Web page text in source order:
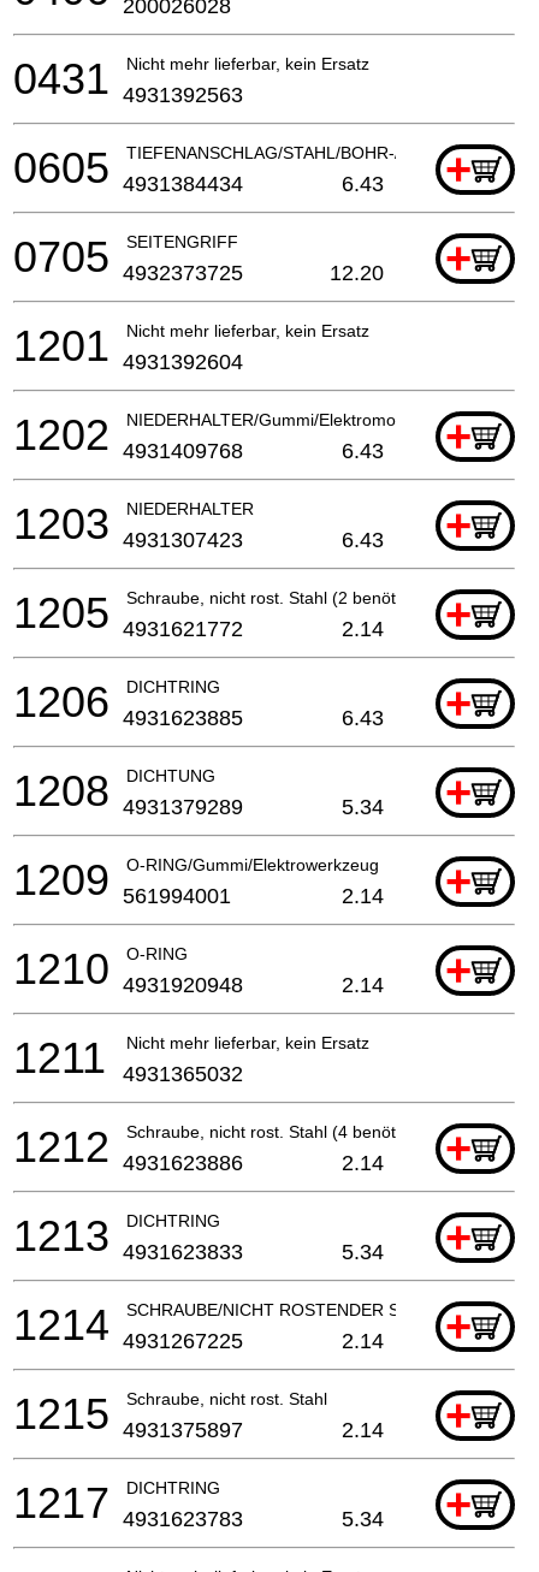
200026028
Nicht mehr lieferbar, kein Ersatz
0431 4931392563
TIEFENANSCHLAG/STAHL/BOHR-/KOMBIHAMMER
+
0605 4931384434 6.43
SEITENGRIFF +
0705 4932373725 12.20
Nicht mehr lieferbar, kein Ersatz
1201 4931392604
NIEDERHALTER/Gummi/Elektromotor +
1202 4931409768 6.43
NIEDERHALTER +
1203 4931307423 6.43
Schraube, nicht rost. Stahl (2 benötigt) +
1205 4931621772 2.14
DICHTRING +
1206 4931623885 6.43
DICHTUNG +
1208 4931379289 5.34
O-RING/Gummi/Elektrowerkzeug +
1209 561994001 2.14
O-RING +
1210 4931920948 2.14
Nicht mehr lieferbar, kein Ersatz
1211 4931365032
Schraube, nicht rost. Stahl (4 benötigt) +
1212 4931623886 2.14
DICHTRING +
1213 4931623833 5.34
SCHRAUBE/NICHT ROSTENDER STAHL (2 benötigt)
+
1214 4931267225 2.14
Schraube, nicht rost. Stahl +
1215 4931375897 2.14
DICHTRING +
1217 4931623783 5.34